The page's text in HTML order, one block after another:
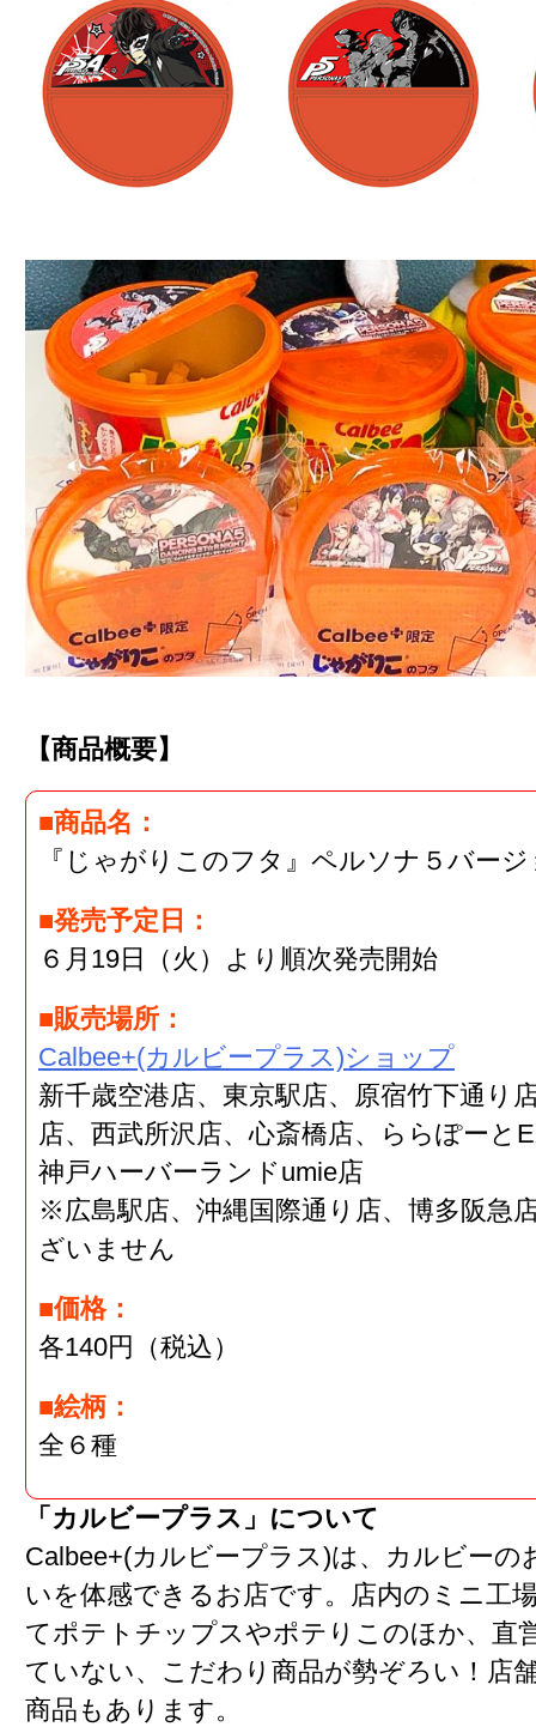
【商品概要】
■商品名：
『じゃがりこのフタ』ペルソナ５バー
■発売予定日：
６月19日（火）より順次発売開始
■販売場所：
Calbee+(カルビープラス)ショップ
新千歳空港店、東京駅店、原宿竹下通り
店、西武所沢店、心斎橋店、ららぽーと
神戸ハーバーランドumie店
※広島駅店、沖縄国際通り店、博多阪急
ざいません
■価格：
各140円（税込）
■絵柄：
全６種
「カルビープラス」について
Calbee+(カルビープラス)は、カルビーの
いを体感できるお店です。店内のミニ工
てポテトチップスやポテりこのほか、直
ていない、こだわり商品が勢ぞろい！店
商品もあります。